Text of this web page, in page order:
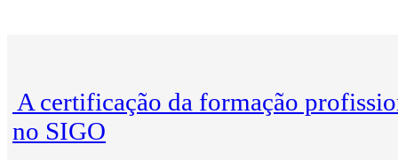
A certificação da formação
no SIGO